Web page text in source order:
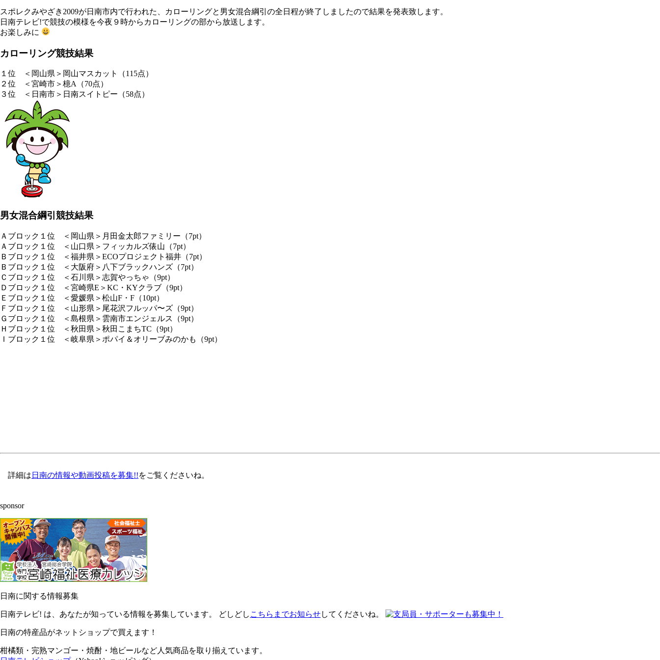
スポレクみやざき2009が日南市内で行われた、カローリングと男女混合綱引の全日程が終了しましたので結果を発表致します。
日南テレビ!で競技の模様を今夜９時からカローリングの部から放送します。
お楽しみに
カローリング競技結果
１位 ＜岡山県＞岡山マスカット（115点）
２位 ＜宮崎市＞檍A（70点）
３位 ＜日南市＞日南スイトピー（58点）
男女混合綱引競技結果
Ａブロック１位 ＜岡山県＞月田金太郎ファミリー（7pt）
Ａブロック１位 ＜山口県＞フィッカルズ俵山（7pt）
Ｂブロック１位 ＜福井県＞ECOプロジェクト福井（7pt）
Ｂブロック１位 ＜大阪府＞八下ブラックハンズ（7pt）
Ｃブロック１位 ＜石川県＞志賀やっちゃ（9pt）
Ｄブロック１位 ＜宮崎県E＞KC・KYクラブ（9pt）
Ｅブロック１位 ＜愛媛県＞松山F・F（10pt）
Ｆブロック１位 ＜山形県＞尾花沢フルッパ〜ズ（9pt）
Ｇブロック１位 ＜島根県＞雲南市エンジェルス（9pt）
Ｈブロック１位 ＜秋田県＞秋田こまちTC（9pt）
Ｉブロック１位 ＜岐阜県＞ポパイ＆オリーブみのかも（9pt）
詳細は 日南の情報や動画投稿を募集!!をご覧くださいね。
sponsor
日南に関する情報募集
日南テレビ! は、あなたが知っている情報を募集しています。 どしどし こちらまでお知らせしてくださいね。
日南の特産品がネットショップで買えます！
柑橘類・完熟マンゴー・焼酎・地ビールなど人気商品を取り揃えています。